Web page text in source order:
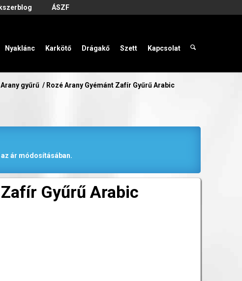
ÁSZF
Nyaklánc Karkötő Drágakő Szett Kapcsolat
Arany gyűrű / Rozé Arany Gyémánt Zafír Gyűrű Arabic
ár módosításában.
Gyűrű Arabic